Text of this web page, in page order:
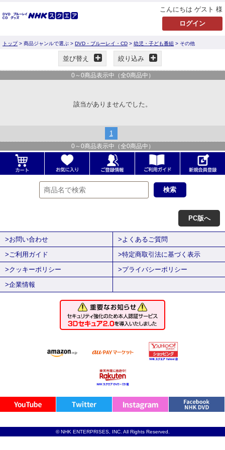
こんにちは ゲスト 様
トップ> 商品ジャンルで選ぶ > DVD・ブルーレイ・CD > 幼児・子ども番組 > その他
並び替え 絞り込み
0 ～ 0商品表示中（全0商品中）
該当がありませんでした。
1
0 ～ 0商品表示中（全0商品中）
PC版へ
>お問い合わせ
>よくあるご質問
>ご利用ガイド
>特定商取引法に基づく表示
>クッキーポリシー
>プライバシーポリシー
>企業情報
© NHK ENTERPRISES, INC. All Rights Reserved.